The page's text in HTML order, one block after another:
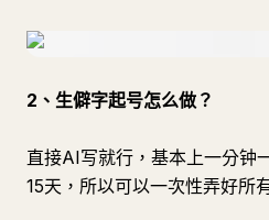
2、生僻字起号怎么做？
直接AI写就行，基本上一分钟
15天，所以可以一次性弄好所